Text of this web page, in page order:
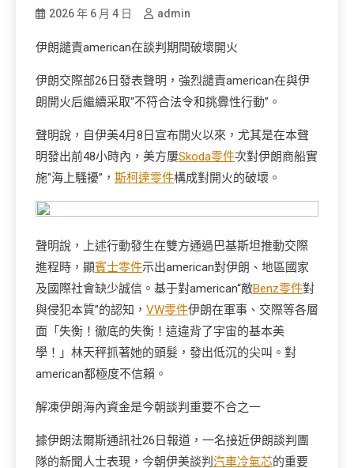
2026 年 6 月 4 日 admin
伊朗譴責american在談判期間破壞開火
伊朗交際部26日發表聲明，強烈譴責american在與伊
朗開火后繼續采取“不符合法令和挑釁性行動”。
聲明說，自伊美4月8日宣布開火以來，尤其是在本聲
明發出前48小時內，美方屢Skoda零件次對伊朗商船實
施“海上騷擾”， 斯柯達零件構成對開火的破壞。
聲明說，上述行動發生在雙方通過巴基斯坦推動交際
進程時，顯賓士零件示出american對伊朗、地區國家
及國際社會缺少誠信。基于對american“敵Benz零件對
與侵犯本質”的認知， VW零件伊朗在軍事、交際等各層
面「失衡！徹底的失衡！這違背了宇宙的基本美
學！」林天秤抓著她的頭髮，發出低沉的尖叫。對
american都極度不信賴。
解凍伊朗海內資金是今朝談判重要不合之一
據伊朗法爾斯通訊社26日報道，一名接近伊朗談判團
隊的新聞人士表現，今朝伊美談判 汽車冷氣芯的重要